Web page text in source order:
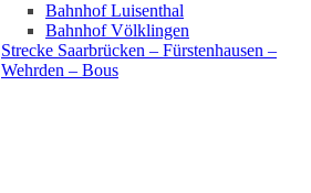
Bahnhof Luisenthal
Bahnhof Völklingen
Strecke Saarbrücken – Fürstenhausen –
Wehrden – Bous